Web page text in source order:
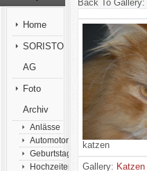
Home
SORISTO
AG
Foto
Archiv
Anlässe
Automotorsport
Geburtstage
Hochzeiten
Back To Gallery:
katzen
Gallery: Katzen